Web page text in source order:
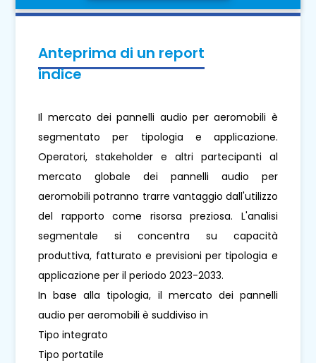
Anteprima di un report
indice
Il mercato dei pannelli audio per aeromobili è
segmentato per tipologia e applicazione.
Operatori, stakeholder e altri partecipanti al
mercato globale dei pannelli audio per
aeromobili potranno trarre vantaggio dall'utilizzo
del rapporto come risorsa preziosa. L'analisi
segmentale si concentra su capacità
produttiva, fatturato e previsioni per tipologia e
applicazione per il periodo 2023-2033.
In base alla tipologia, il mercato dei pannelli
audio per aeromobili è suddiviso in
Tipo integrato
Tipo portatile